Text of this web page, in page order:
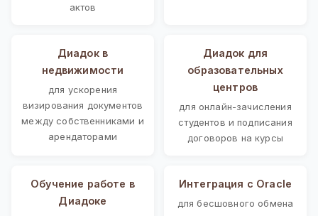
актов
Диадок в
недвижимости
для ускорения
визирования документов
между собственниками и
арендаторами
Диадок для
образовательных
центров
для онлайн-зачисления
студентов и подписания
договоров на курсы
Обучение работе в
Диадоке
Интеграция с Oracle
для бесшовного обмена